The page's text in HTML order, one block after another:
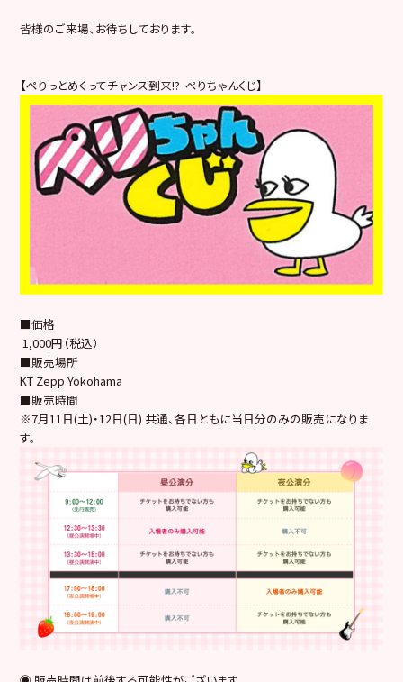
皆様のご来場、お待ちしております。
【ぺりっとめくってチャンス到来!? ぺりちゃんくじ】
■価格
1,000円（税込）
■販売場所
KT Zepp Yokohama
■販売時間
※7月11日(土)・12日(日) 共通、各日ともに当日分のみの販売になりま
す。